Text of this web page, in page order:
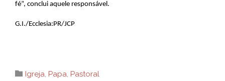
fé”, conclui aquele responsável.
G.I./Ecclesia:PR/JCP
 Category
Igreja, Papa, Pastoral